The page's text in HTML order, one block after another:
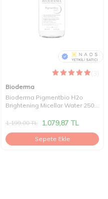
Bioderma
Bioderma Pigmentbio H2o
Brightening Micellar Water 250
1.199,00TL 1.079,87 TL
Sepete Ekle